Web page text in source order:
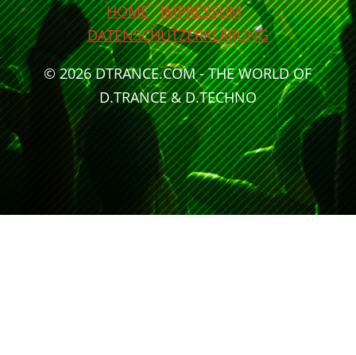
HOME
IMPRESSUM
DATENSCHUTZERKLÄRUNG
© 2026 DTRANCE.COM - THE WORLD OF
D.TRANCE & D.TECHNO